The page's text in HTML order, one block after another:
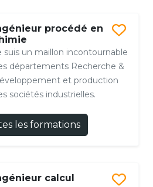
procédé en
suis un maillon incontournable
départements Recherche &
et production
sociétés industrielles.
les formations
calcul